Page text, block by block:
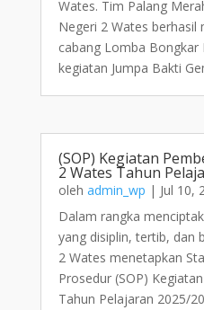
Wates. Tim Palang
Negeri 2 Wates berhasil
cabang Lomba Bongkar
kegiatan Jumpa Bakti
(SOP) Kegiatan
2 Wates Tahun
oleh admin_wp | Jul 10,
Dalam rangka
yang disiplin, tertib, dan
2 Wates menetapkan
Prosedur (SOP)
Tahun Pelajaran 2025/